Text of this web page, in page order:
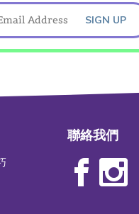
SIGN UP
聯絡我們